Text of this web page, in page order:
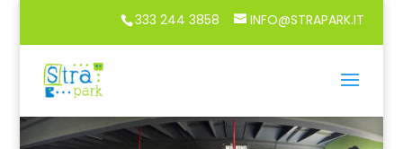
333 244 3858 INFO@STRAPARK.IT